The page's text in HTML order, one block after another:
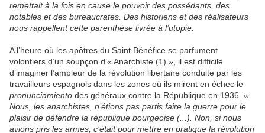
remettait à la fois en cause le pouvoir des possédants, des
notables et des bureaucrates. Des historiens et des réalisateurs
nous rappellent cette parenthèse livrée à l’utopie.
A l’heure où les apôtres du Saint Bénéfice se parfument
volontiers d’un soupçon d’« Anarchiste (1) », il est difficile
d’imaginer l’ampleur de la révolution libertaire conduite par les
travailleurs espagnols dans les zones où ils mirent en échec le
pronunciamiento des généraux contre la République en 1936. «
Nous, les anarchistes, n’étions pas partis faire la guerre pour le
plaisir de défendre la république bourgeoise (...). Non, si nous
avions pris les armes, c’était pour mettre en pratique la révolution